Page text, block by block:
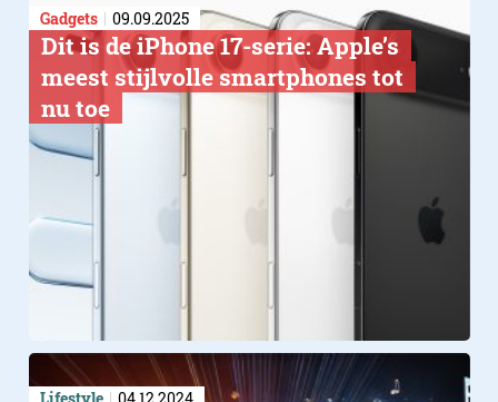
Gadgets 09.09.2025
Dit is de iPhone 17-serie: Apple’s
meest stijlvolle smartphones tot
nu toe